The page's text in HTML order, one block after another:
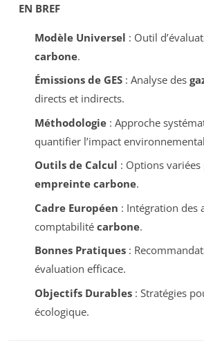
EN BREF
Modèle Universel : Outil
carbone.
Émissions de GES: Analyse des
directs et indirects.
Méthodologie: Approche
quantifier l’impact
Outils de Calcul : Options
empreinte carbone.
Cadre Européen : Intégration des
comptabilité carbone.
Bonnes Pratiques:
évaluation efficace.
Objectifs Durables: Stratégies
écologique.